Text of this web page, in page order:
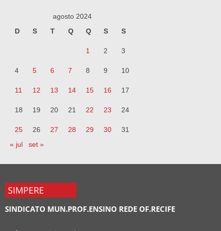
agosto 2024
D
S T Q Q S S
1 2 3
4 5 6 7 8 9 10
11 12 13 14 15 16 17
18 19 20 21 22 23 24
25 26 27 28 29 30
31
« jul
set »
SIMPERE
SINDICATO MUN.PROF.ENSINO REDE OF.RECIFE